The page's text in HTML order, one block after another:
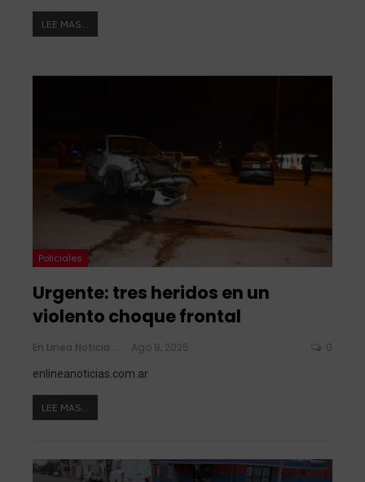
LEE MAS...
Policiales
Urgente: tres heridos en un
violento choque frontal
En Linea Noticias Ago 8, 2025 0
enlineanoticias.com.ar
LEE MAS...